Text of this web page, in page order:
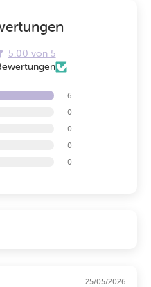
5.00 von 5
6
0
0
0
0
25/05/2026